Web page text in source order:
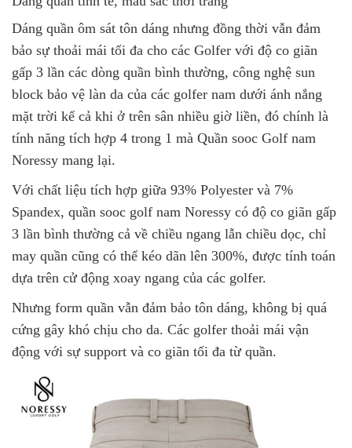
Dáng quần ôm sát tôn dáng nhưng đồng thời vẫn đảm
bảo sự thoải mái tối đa cho các Golfer với độ co giãn
gấp 3 lần các dòng quần bình thường, công nghệ sun
block bảo vệ làn da của các golfer nam dưới ánh nắng
mặt trời kể cả khi ở trên sân nhiều giờ liền, đó chính là
tính năng tích hợp 4 trong 1 mà Quần sooc Golf nam
Noressy mang lại.
Với chất liệu tích hợp giữa 93% Polyester và 7%
Spandex, quần sooc golf nam Noressy có độ co giãn gấp
3 lần bình thường cả về chiều ngang lẫn chiều dọc, chỉ
may quần cũng có thể kéo dãn lên 300%, được tính toán
dựa trên cử động xoay ngang của các golfer.
Nhưng form quần vẫn đảm bảo tôn dáng, không bị quá
cứng gây khó chịu cho da. Các golfer thoải mái vận
động với sự support và co giãn tối đa từ quần.